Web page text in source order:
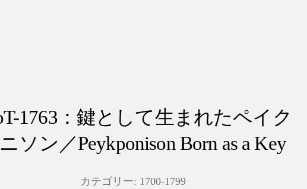
1763：鍵として生まれたペイク
ソン／Peykponison Born as a Key
カテゴリー: 1700-1799